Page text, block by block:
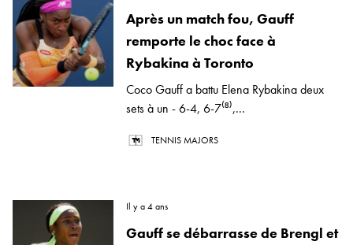
Après un match fou, Gauff
remporte le choc face à
Rybakina à Toronto
Coco Gauff a battu Elena Rybakina deux
sets à un - 6-4, 6-7⁽⁸⁾,...
TENNIS MAJORS
Il y a 4 ans
Gauff se débarrasse de Brengl et